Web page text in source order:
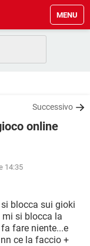
MENU
10
10
Successivo
online
14:35
blocca sui gioki
si blocca la
fare niente...e
ce la faccio +